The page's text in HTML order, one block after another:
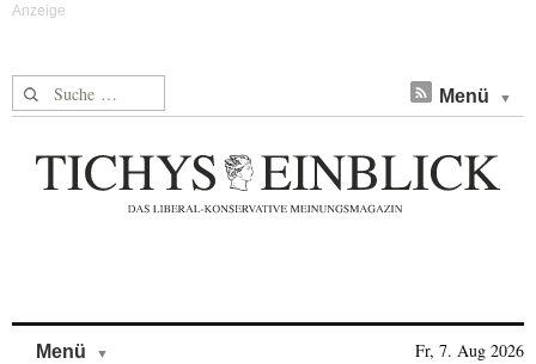
Suche nach: Menü
Menü Fr, 7. Aug 2026